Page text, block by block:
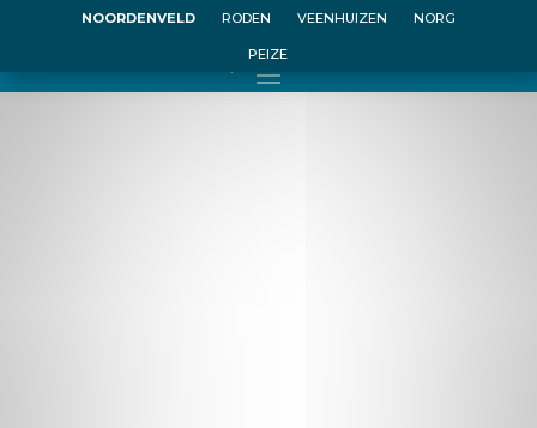
NOORDENVELD RODEN VEENHUIZEN NORG
PEIZE